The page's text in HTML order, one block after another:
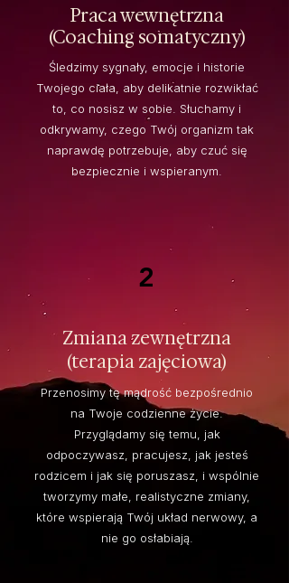
Praca wewnętrzna
(Coaching somatyczny)
Śledzimy sygnały, emocje i historie
Twojego ciała, aby delikatnie rozwikłać
to, co nosisz w sobie. Słuchamy i
odkrywamy, czego Twój organizm tak
naprawdę potrzebuje, aby czuć się
bezpiecznie i wspieranym.
2
Zmiana zewnętrzna
(terapia zajęciowa)
Przenosimy tę mądrość bezpośrednio
na Twoje codzienne życie.
Przyglądamy się temu, jak
odpoczywasz, pracujesz, jak jesteś
rodzicem i jak się poruszasz, i wspólnie
tworzymy małe, realistyczne zmiany,
które wspierają Twój układ nerwowy, a
nie go osłabiają.